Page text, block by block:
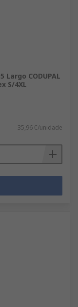
CODUPAL
S/4XL
35,96 €/unidade